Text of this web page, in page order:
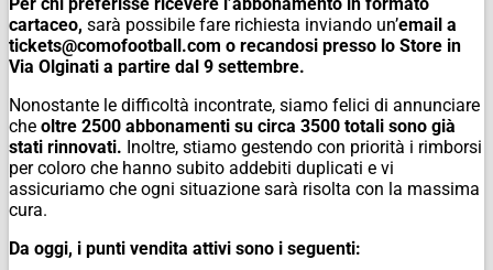
cartaceo, sarà possibile fare richiesta inviando un’email a
tickets@comofootball.com o recandosi presso lo Store in
Via Olginati a partire dal 9 settembre.
Nonostante le difficoltà incontrate, siamo felici di annunciare
che oltre 2500 abbonamenti su circa 3500 totali sono già
stati rinnovati. Inoltre, stiamo gestendo con priorità i rimborsi
per coloro che hanno subito addebiti duplicati e vi
assicuriamo che ogni situazione sarà risolta con la massima
cura.
Da oggi, i punti vendita attivi sono i seguenti: